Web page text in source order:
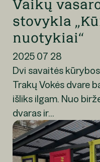
Vaikų
stovykla
nuotykiai“
2025 07 28
Dvi savaitės
Trakų Vokės dvare
išliks ilgam. Nuo
dvaras ir...